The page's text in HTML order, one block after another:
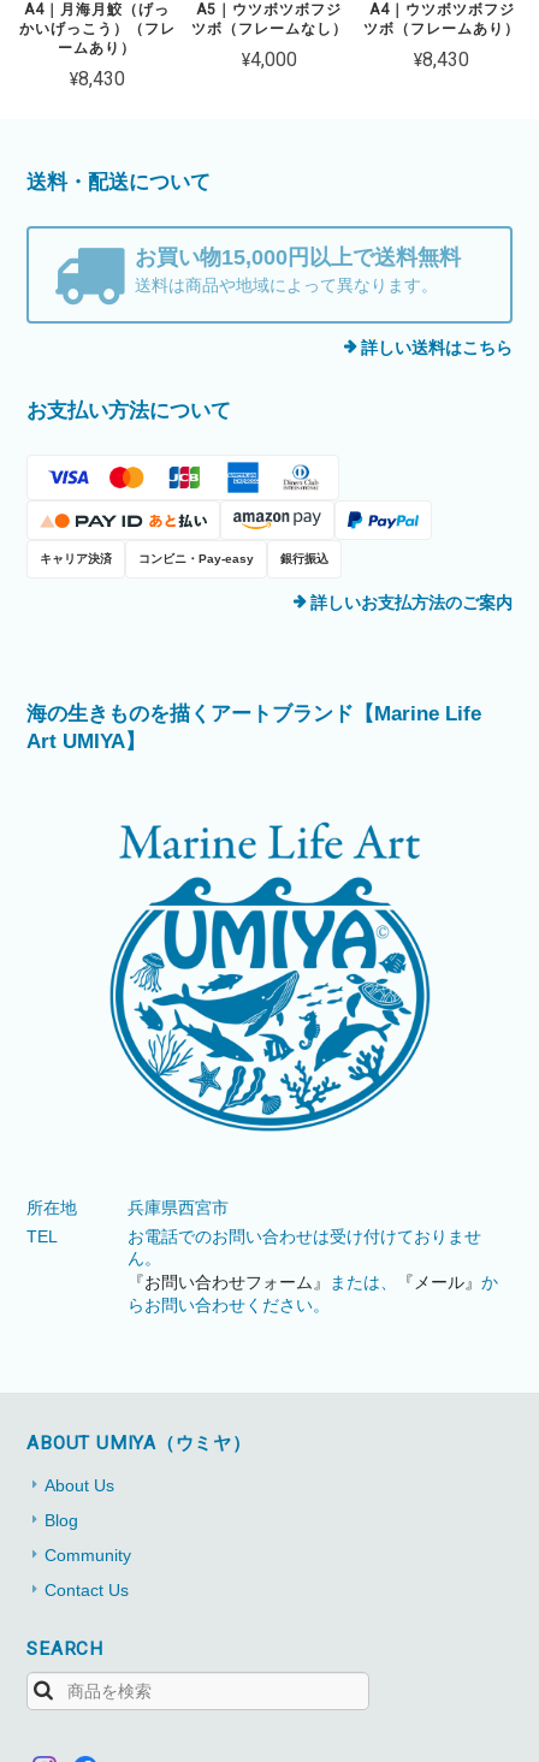
A4｜月海月鮫（げっ
かいげっこう）（フレ
ームあり）
¥8,430
A5｜ウツボツボフジ
ツボ（フレームなし）
¥4,000
A4｜ウツボツボフジ
ツボ（フレームあり）
¥8,430
送料・配送について
お買い物15,000円以上で送料無料
送料は商品や地域によって異なります。
詳しい送料はこちら
お支払い方法について
キャリア決済 コンビニ・Pay-easy 銀行振込
詳しいお支払方法のご案内
海の生きものを描くアートブランド【Marine Life
Art UMIYA】
所在地
兵庫県西宮市
TEL
お電話でのお問い合わせは受け付けておりませ
ん。
『お問い合わせフォーム』 または、 『メール』か
らお問い合わせください。
ABOUT UMIYA（ウミヤ）
About Us
Blog
Community
Contact Us
SEARCH